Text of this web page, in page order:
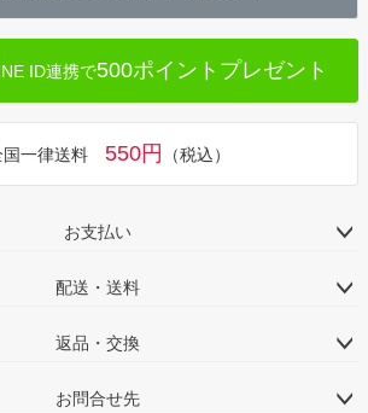
ID連携で500ポイントプレゼント
国一律送料 550円 （税込）
お支払い
配送・送料
返品・交換
お問合せ先